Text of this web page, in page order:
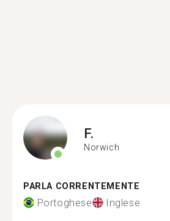
F.
Norwich
PARLA CORRENTEMENTE
Portoghese Inglese